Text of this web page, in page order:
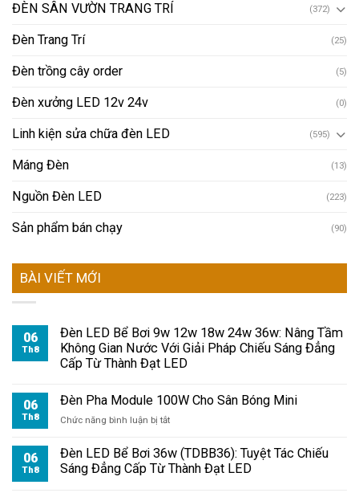
ĐÈN SÂN VƯỜN TRANG TRÍ (372)
Đèn Trang Trí (25)
Đèn trồng cây order (5)
Đèn xưởng LED 12v 24v (0)
Linh kiện sửa chữa đèn LED (595)
Máng Đèn (13)
Nguồn Đèn LED (223)
Sản phẩm bán chạy (90)
BÀI VIẾT MỚI
06
Th8
Đèn LED Bể Bơi 9w 12w 18w 24w 36w: Nâng Tầm
Không Gian Nước Với Giải Pháp Chiếu Sáng Đẳng
Cấp Từ Thành Đạt LED
06
Th8
Đèn Pha Module 100W Cho Sân Bóng Mini
Chức năng bình luận bị tắtở
Pha
Module
100W
06
Th8
Đèn LED Bể Bơi 36w (TDBB36): Tuyệt Tác Chiếu
Sáng Đẳng Cấp Từ Thành Đạt LED